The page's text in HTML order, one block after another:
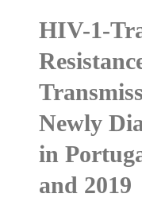
HIV-1-
Newly
in
and 2019